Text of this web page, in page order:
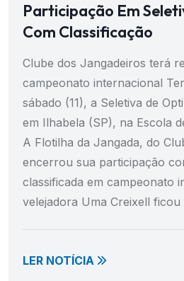
Participação Em
Com Classificação
Clube dos Jangadeiros terá
campeonato internacional
sábado (11), a Seletiva de
em Ilhabela (SP), na Escola
A Flotilha da Jangada, do
encerrou sua participação
classificada em campeonato
velejadora Uma Creixell
LER NOTÍCIA